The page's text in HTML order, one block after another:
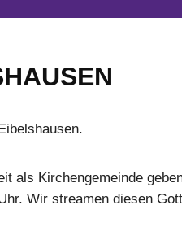
als Kirchengemeinde
Wir streamen diesen